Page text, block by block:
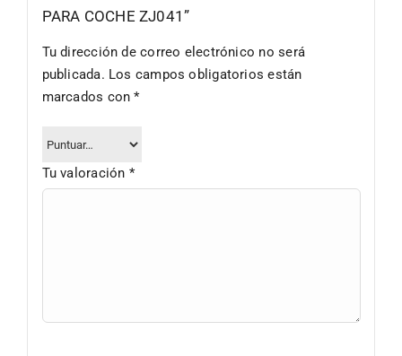
PARA COCHE ZJ041”
Tu dirección de correo electrónico no será
publicada. Los campos obligatorios están
marcados con*
Tu valoración *